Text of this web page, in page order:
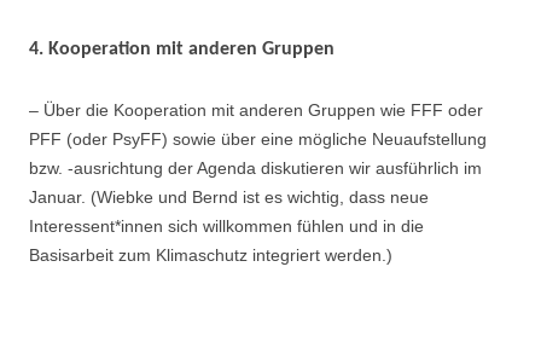
4. Kooperation mit anderen Gruppen
– Über die Kooperation mit anderen Gruppen wie FFF oder
PFF (oder PsyFF) sowie über eine mögliche Neuaufstellung
bzw. -ausrichtung der Agenda diskutieren wir ausführlich im
Januar. (Wiebke und Bernd ist es wichtig, dass neue
Interessent*innen sich willkommen fühlen und in die
Basisarbeit zum Klimaschutz integriert werden.)